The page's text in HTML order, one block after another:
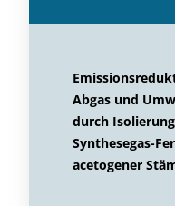
Abgas und
durch
Synthesegas-
acetogener